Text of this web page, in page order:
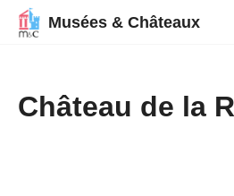
Musées & Châteaux
Château de la